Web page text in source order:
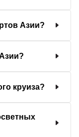
Азии?
круиза?